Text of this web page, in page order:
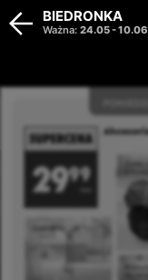
BIEDRONKA
Ważna: 24.05-10.06